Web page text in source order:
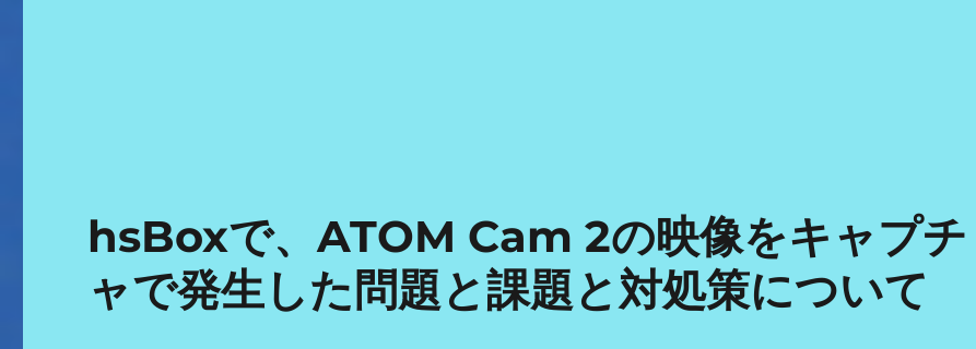
hsBoxで、ATOM Cam 2の映像をキャプチ
ャで発生した問題と課題と対処策について